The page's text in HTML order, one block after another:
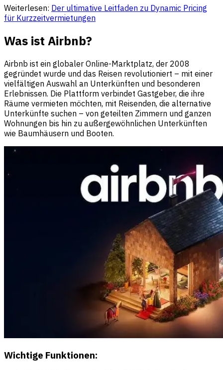
Weiterlesen: Der ultimative Leitfaden zu Dynamic Pricing
für Kurzzeitvermietungen
Was ist Airbnb?
Airbnb ist ein globaler Online-Marktplatz, der 2008
gegründet wurde und das Reisen revolutioniert – mit einer
vielfältigen Auswahl an Unterkünften und besonderen
Erlebnissen. Die Plattform verbindet Gastgeber, die ihre
Räume vermieten möchten, mit Reisenden, die alternative
Unterkünfte suchen – von geteilten Zimmern und ganzen
Wohnungen bis hin zu außergewöhnlichen Unterkünften
wie Baumhäusern und Booten.
Wichtige Funktionen: